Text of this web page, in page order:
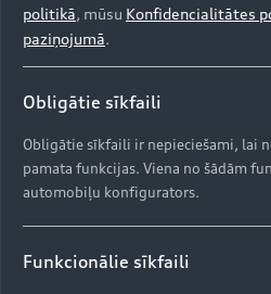
434 kW jaudīgais Audi e-
iespaidīgs pieteikums
automobilim. Atsevišķi
gan pie priekšējās, gan
elektriskā quattro
automobilis spēs
aptuveni 3,5 sekundēs,
km/h vien 12 sekunžu
ir 240 km/h.
politikā, mūsu Konfidencialitātes
paziņojumā.
Obligātie sīkfaili
Obligātie sīkfaili ir nepieciešami, lai
pamata funkcijas. Viena no šādām
automobiļu konfigurators.
Funkcionālie sīkfaili